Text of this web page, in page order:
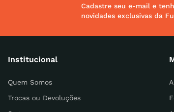
Escreva uma avaliação
Cadastre seu e-mail e
novidades exclusivas da
Institucional
Quem Somos
Trocas ou Devoluções